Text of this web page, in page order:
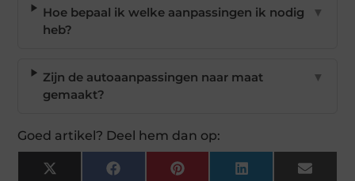
Hoe bepaal ik welke aanpassingen ik nodig
heb?
▼
Zijn de autoaanpassingen naar maat
gemaakt?
▼
Goed artikel? Deel hem dan op:
X FacebookPinterest LinkedIn Email